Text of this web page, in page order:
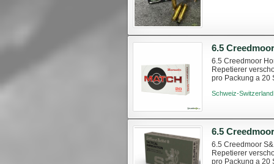
6.5
6.5 Creedmoor
Repetierer
pro Packung a 20
Schweiz-
6.5
6.5 Creedmoor
Repetierer
pro Packung a 20